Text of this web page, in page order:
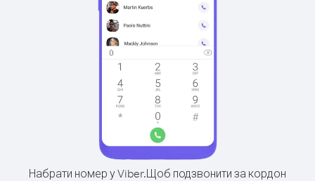
Набрати номер у Viber.Щоб подзвонити за кордон